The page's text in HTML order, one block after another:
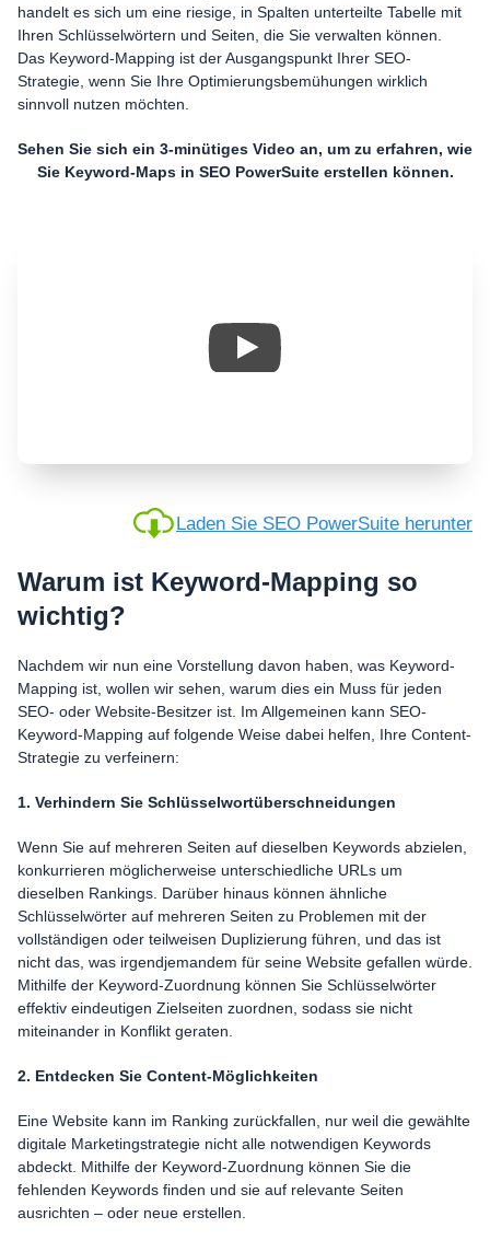
handelt es sich um eine riesige, in Spalten unterteilte Tabelle mit
Ihren Schlüsselwörtern und Seiten, die Sie verwalten können.
Das Keyword-Mapping ist der Ausgangspunkt Ihrer SEO-
Strategie, wenn Sie Ihre Optimierungsbemühungen wirklich
sinnvoll nutzen möchten.
Sehen Sie sich ein 3-minütiges Video an, um zu erfahren, wie
Sie Keyword-Maps in SEO PowerSuite erstellen können.
Laden Sie SEO PowerSuite herunter
Warum ist Keyword-Mapping so
wichtig?
Nachdem wir nun eine Vorstellung davon haben, was Keyword-
Mapping ist, wollen wir sehen, warum dies ein Muss für jeden
SEO- oder Website-Besitzer ist. Im Allgemeinen kann SEO-
Keyword-Mapping auf folgende Weise dabei helfen, Ihre Content-
Strategie zu verfeinern:
1. Verhindern Sie Schlüsselwortüberschneidungen
Wenn Sie auf mehreren Seiten auf dieselben Keywords abzielen,
konkurrieren möglicherweise unterschiedliche URLs um
dieselben Rankings. Darüber hinaus können ähnliche
Schlüsselwörter auf mehreren Seiten zu Problemen mit der
vollständigen oder teilweisen Duplizierung führen, und das ist
nicht das, was irgendjemandem für seine Website gefallen würde.
Mithilfe der Keyword-Zuordnung können Sie Schlüsselwörter
effektiv eindeutigen Zielseiten zuordnen, sodass sie nicht
miteinander in Konflikt geraten.
2. Entdecken Sie Content-Möglichkeiten
Eine Website kann im Ranking zurückfallen, nur weil die gewählte
digitale Marketingstrategie nicht alle notwendigen Keywords
abdeckt. Mithilfe der Keyword-Zuordnung können Sie die
fehlenden Keywords finden und sie auf relevante Seiten
ausrichten – oder neue erstellen.